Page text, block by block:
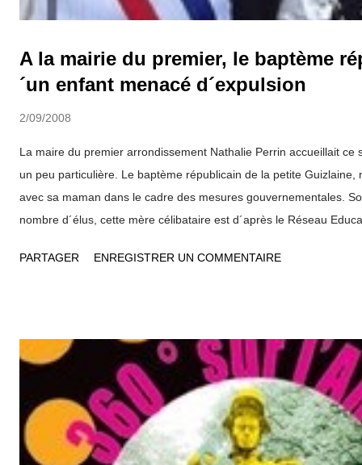
A la mairie du premier, le baptème
´un enfant menacé d´expulsion
2/09/2008
La maire du premier arrondissement Nathalie Perrin accueillait ce
un peu particulière. Le baptème républicain de la petite Guizlaine,
avec sa maman dans le cadre des mesures gouvernementales.
nombre d´élus, cette mère célibataire est d´après le Réseau
séjour". Une trentaine de femmes élues, des représentants
´hospitalité et la nationalité, je veux croire que tous ensemble,
transformer en vent favorable, les vents contraires d´une loi qui,
discernement ou avec partialité...
PARTAGER ENREGISTRER UN COMMENTAIRE